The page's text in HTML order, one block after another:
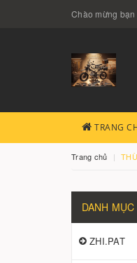
Chào mừng bạn
TRANG
Trang chủ
DANH
ZHI.PAT